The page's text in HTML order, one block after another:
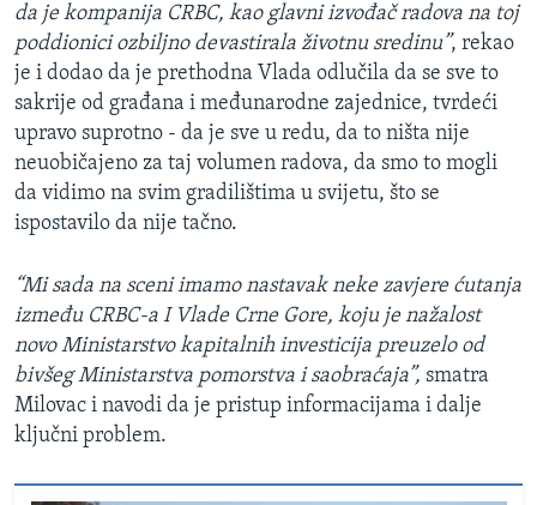
da je kompanija CRBC, kao glavni izvođač radova na toj
poddionici ozbiljno devastirala životnu sredinu”, rekao
je i dodao da je prethodna Vlada odlučila da se sve to
sakrije od građana i međunarodne zajednice, tvrdeći
upravo suprotno - da je sve u redu, da to ništa nije
neuobičajeno za taj volumen radova, da smo to mogli
da vidimo na svim gradilištima u svijetu, što se
ispostavilo da nije tačno.
“Mi sada na sceni imamo nastavak neke zavjere ćutanja
između CRBC-a I Vlade Crne Gore, koju je nažalost
novo Ministarstvo kapitalnih investicija preuzelo od
bivšeg Ministarstva pomorstva i saobraćaja”, smatra
Milovac i navodi da je pristup informacijama i dalje
ključni problem.